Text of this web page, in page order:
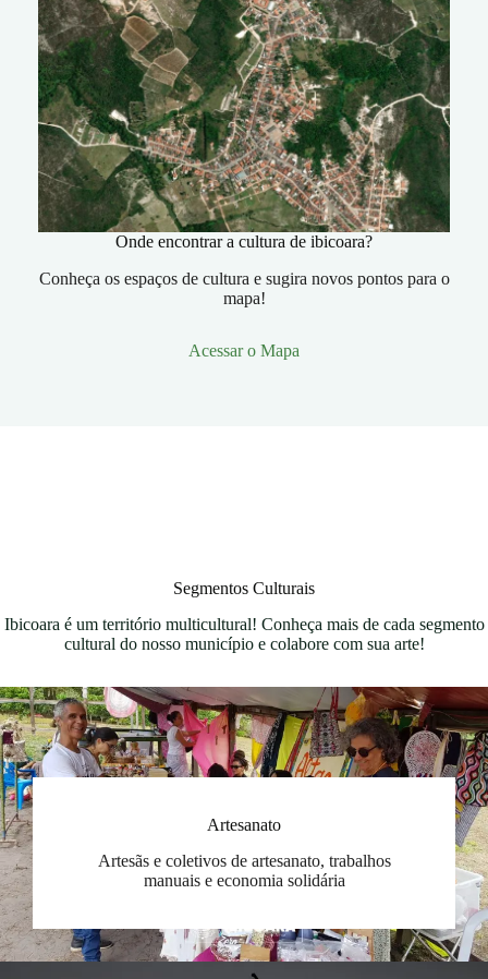
Onde encontrar a cultura de ibicoara?
Conheça os espaços de cultura e sugira novos pontos para o
mapa!
Acessar o Mapa
Segmentos Culturais
Ibicoara é um território multicultural! Conheça mais de cada segmento
cultural do nosso município e colabore com sua arte!
Artesanato
Artesãs e coletivos de artesanato, trabalhos
manuais e economia solidária